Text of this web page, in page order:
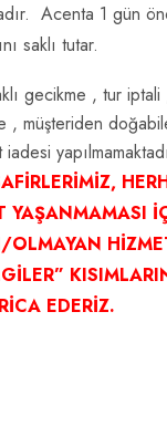
Acenta 1 gün
saklı tutar.
gecikme , tur
, müşteriden
YAŞANMAMASI
EDERİZ.